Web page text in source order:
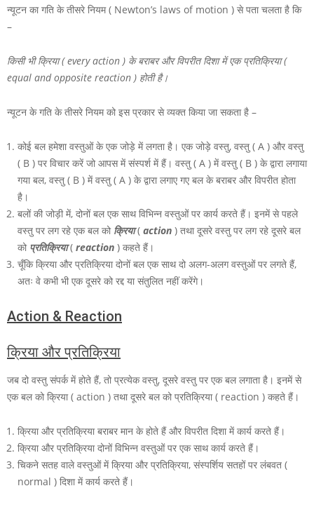
न्यूटन का गति के तीसरे नियम ( Newton’s laws of motion ) से पता चलता है कि
–
किसी भी क्रिया ( every action ) के बराबर और विपरीत दिशा में एक प्रतिक्रिया (
equal and opposite reaction ) होती है।
न्यूटन के गति के तीसरे नियम को इस प्रकार से व्यक्त किया जा सकता है –
कोई बल हमेशा वस्तुओं के एक जोड़े में लगता है। एक जोड़े वस्तु, वस्तु ( A ) और वस्तु
( B ) पर विचार करें जो आपस में संस्पर्श में हैं। वस्तु ( A ) में वस्तु ( B ) के द्वारा लगाया
गया बल, वस्तु ( B ) में वस्तु ( A ) के द्वारा लगाए गए बल के बराबर और विपरीत होता
है।
बलों की जोड़ी में, दोनों बल एक साथ विभिन्न वस्तुओं पर कार्य करते हैं। इनमें से पहले
वस्तु पर लग रहे एक बल को क्रिया( action ) तथा दूसरे वस्तु पर लग रहे दूसरे बल
को प्रतिक्रिया( reaction ) कहते हैं।
चूँकि क्रिया और प्रतिक्रिया दोनों बल एक साथ दो अलग-अलग वस्तुओं पर लगते हैं,
अतः वे कभी भी एक दूसरे को रद्द या संतुलित नहीं करेंगे।
Action & Reaction
क्रिया और प्रतिक्रिया
जब दो वस्तु संपर्क में होते हैं, तो प्रत्येक वस्तु, दूसरे वस्तु पर एक बल लगाता है। इनमें से
एक बल को क्रिया ( action ) तथा दूसरे बल को प्रतिक्रिया ( reaction ) कहते हैं।
क्रिया और प्रतिक्रिया बराबर मान के होते हैं और विपरीत दिशा में कार्य करते हैं।
क्रिया और प्रतिक्रिया दोनों विभिन्न वस्तुओं पर एक साथ कार्य करते हैं।
चिकने सतह वाले वस्तुओं में क्रिया और प्रतिक्रिया, संस्पर्शिय सतहों पर लंबवत (
normal ) दिशा में कार्य करते हैं।